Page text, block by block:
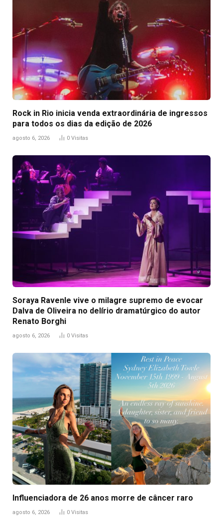
Rock in Rio inicia venda extraordinária de ingressos
para todos os dias da edição de 2026
agosto 6, 2026 0 Visitas
Soraya Ravenle vive o milagre supremo de evocar
Dalva de Oliveira no delírio dramatúrgico do autor
Renato Borghi
agosto 6, 2026 0 Visitas
Influenciadora de 26 anos morre de câncer raro
agosto 6, 2026 0 Visitas